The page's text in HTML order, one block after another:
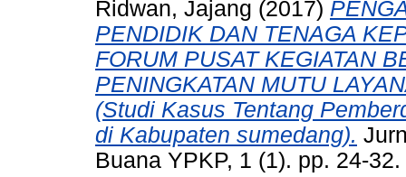
Ridwan, Jajang (2017)
PENDIDIK DAN TENAGA
FORUM PUSAT KEGIATAN
PENINGKATAN MUTU
(Studi Kasus Tentang
di Kabupaten sumedang).
Buana YPKP, 1 (1). pp. 24-